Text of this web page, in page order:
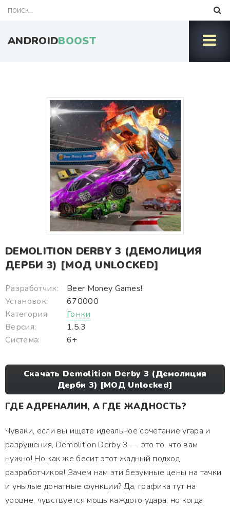
ANDROIDBOOST
DEMOLITION DERBY 3 (ДЕМОЛИЦИЯ
ДЕРБИ 3) [МОД UNLOCKED]
Разработчик:
Beer Money Games!
Установок:
670000
Категория:
Гонки
Версия:
1.5.3
Система:
6+
Скачать Demolition Derby 3 (Демолиция
Дерби 3) [МОД Unlocked]
ГДЕ АДРЕНАЛИН, А ГДЕ ЖАДНОСТЬ?
Чуваки, если вы ищете идеальное сочетание угара и
разрушения, Demolition Derby 3 — это то, что вам
нужно! Но как же бесит этот жадный подход
разработчиков! Зачем нам эти безумные цены на тачки
и унылые донатные функции? Да, графика тут на
уровне, чувствуется мощь каждого удара, но когда